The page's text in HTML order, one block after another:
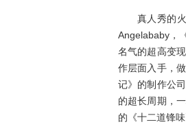
真人秀的
Angelababy，
名气的超高变
作层面入手，
记》的制作公
的超长周期，
的《十二道锋味